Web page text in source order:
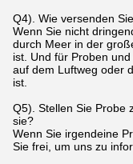
Q4). Wie versenden
Wenn Sie nicht
durch Meer in der
ist. Und für Proben
auf dem Luftweg oder
ist.
Q5). Stellen Sie Probe
sie?
Wenn Sie irgendeine
Sie frei, um uns zu